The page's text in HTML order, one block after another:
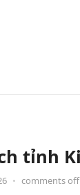
tỉnh
• comments off